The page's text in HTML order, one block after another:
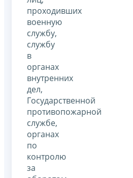
проходивших
военную
службу,
службу
в
органах
внутренних
дел,
Государственной
противопожарной
службе,
органах
по
контролю
за